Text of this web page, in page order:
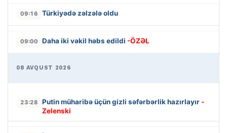
09:16 Türkiyədə zəlzələ oldu
09:00 Daha iki vəkil həbs edildi -ÖZƏL
08 AVQUST 2026
23:28 Putin müharibə üçün gizli səfərbərlik hazırlayır -
Zelenski